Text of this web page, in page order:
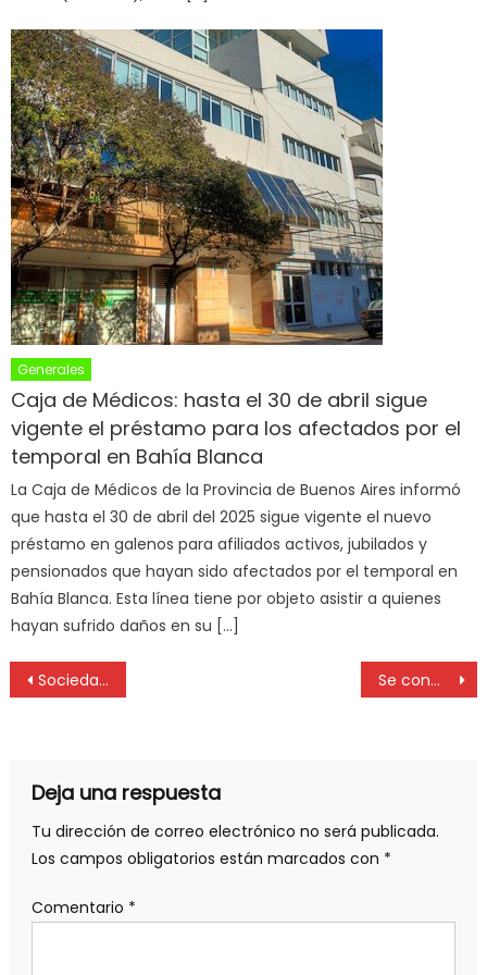
Generales
Caja de Médicos: hasta el 30 de abril sigue
vigente el préstamo para los afectados por el
temporal en Bahía Blanca
La Caja de Médicos de la Provincia de Buenos Aires informó
que hasta el 30 de abril del 2025 sigue vigente el nuevo
préstamo en galenos para afiliados activos, jubilados y
pensionados que hayan sido afectados por el temporal en
Bahía Blanca. Esta línea tiene por objeto asistir a quienes
hayan sufrido daños en su […]
Sociedad Platense de Anestesiología: el impacto de la pandemia en la formación profesional Se conmemora hoy el Día del Farmacéutico Argentino
Deja una respuesta
Tu dirección de correo electrónico no será publicada.
Los campos obligatorios están marcados con *
Comentario *